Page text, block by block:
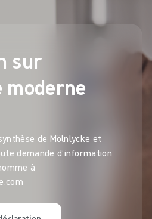
sur
moderne
de Mölnlycke et
demande d’information
à